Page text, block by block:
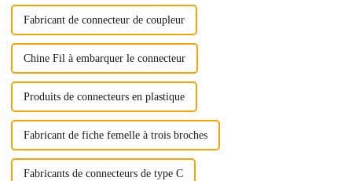
Fabricant de connecteur de coupleur
Chine Fil à embarquer le connecteur
Produits de connecteurs en plastique
Fabricant de fiche femelle à trois broches
Fabricants de connecteurs de type C